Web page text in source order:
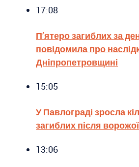
17:08
П’ятеро загиблих за
повідомила про
Дніпропетровщині
15:05
У Павлограді зросла
загиблих після
13:06